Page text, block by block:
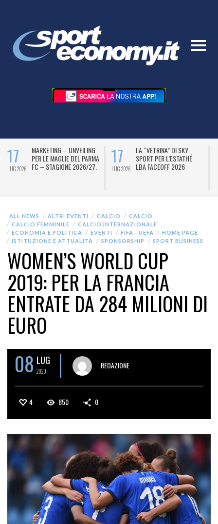
17
LUG 2026
MARKETING – UNVEILING
PER LE MAGLIE DEL PARMA
FC – STAGIONE 2026/27.
17
LUG 2026
LA “VETRINA” DI SKY
SPORT PER L’ESTATHÉ
LBA FACEOFF 2026
ALL NEWS ALTRI EVENTI CALCIO
CALCIO
CALCIO FEMMINILE
CALCIO.INTERNAZIONALE
ECONOMIA E POLITICA
EVENTI FIFA - UEFA
HOME PAGE
ISTITUZIONE E ATTUALITÀ
SPONSORSHIP SPORT BUSINESS
WOMEN’S WORLD CUP
2019: PER LA FRANCIA
ENTRATE DA 284 MILIONI DI
EURO
08 LUG
2020
REDAZIONE
4 850 0